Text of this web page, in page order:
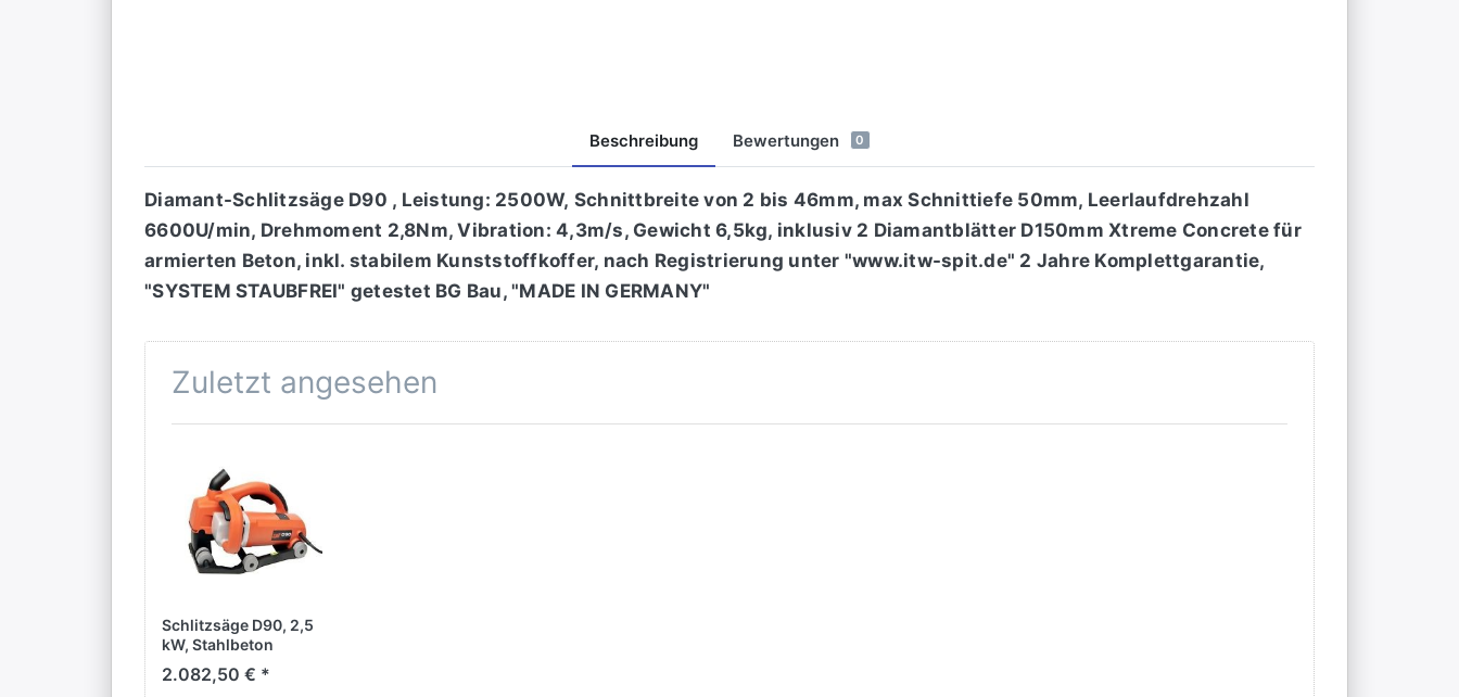
Beschreibung Bewertungen 0
Diamant-Schlitzsäge D90 , Leistung: 2500W, Schnittbreite von 2 bis 46mm, max Schnittiefe 50mm, Leerlaufdrehzahl
6600U/min, Drehmoment 2,8Nm, Vibration: 4,3m/s, Gewicht 6,5kg, inklusiv 2 Diamantblätter D150mm Xtreme Concrete für
armierten Beton, inkl. stabilem Kunststoffkoffer, nach Registrierung unter "www.itw-spit.de" 2 Jahre Komplettgarantie,
"SYSTEM STAUBFREI" getestet BG Bau, "MADE IN GERMANY"
Zuletzt angesehen
Schlitzsäge D90, 2,5
kW, Stahlbeton
2.082,50 € *